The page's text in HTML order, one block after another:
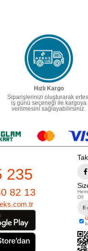
Hızlı Kargo
Siparişlerinizi oluşturarak
iş günü seçeneği ile kargoya
verilmesini sağlayabilirsiniz.
235
82 13
Ol!